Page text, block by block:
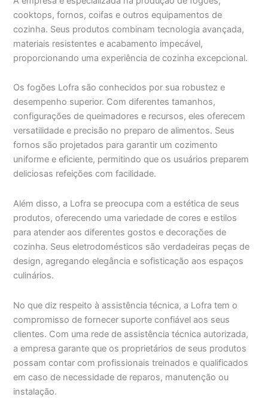
cooktops, fornos, coifas e outros equipamentos de
cozinha. Seus produtos combinam tecnologia avançada,
materiais resistentes e acabamento impecável,
proporcionando uma experiência de cozinha excepcional.
Os fogões Lofra são conhecidos por sua robustez e
desempenho superior. Com diferentes tamanhos,
configurações de queimadores e recursos, eles oferecem
versatilidade e precisão no preparo de alimentos. Seus
fornos são projetados para garantir um cozimento
uniforme e eficiente, permitindo que os usuários preparem
deliciosas refeições com facilidade.
Além disso, a Lofra se preocupa com a estética de seus
produtos, oferecendo uma variedade de cores e estilos
para atender aos diferentes gostos e decorações de
cozinha. Seus eletrodomésticos são verdadeiras peças de
design, agregando elegância e sofisticação aos espaços
culinários.
No que diz respeito à assistência técnica, a Lofra tem o
compromisso de fornecer suporte confiável aos seus
clientes. Com uma rede de assistência técnica autorizada,
a empresa garante que os proprietários de seus produtos
possam contar com profissionais treinados e qualificados
em caso de necessidade de reparos, manutenção ou
instalação.